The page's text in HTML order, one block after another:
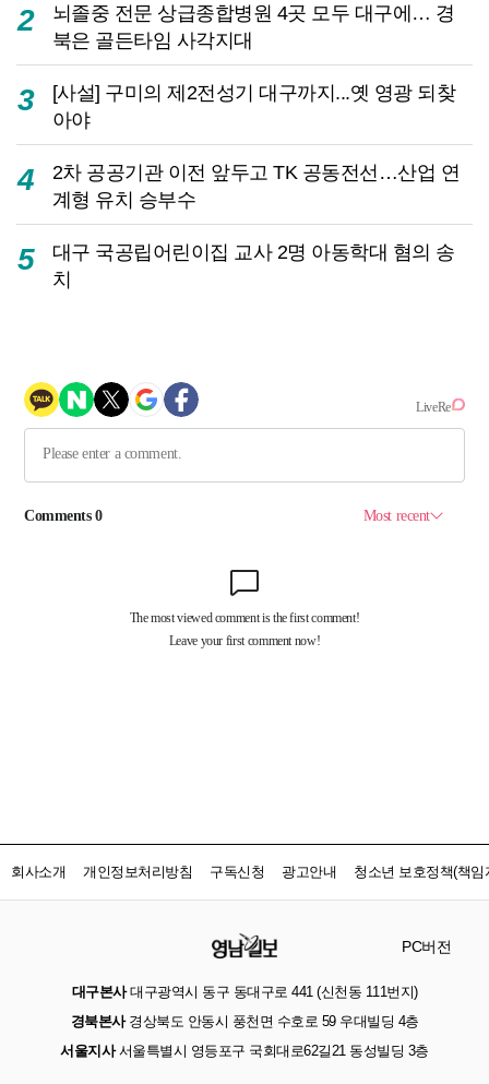
2
뇌졸중 전문 상급종합병원 4곳 모두 대구에… 경
북은 골든타임 사각지대
3
[사설] 구미의 제2전성기 대구까지...옛 영광 되찾
아야
4
2차 공공기관 이전 앞두고 TK 공동전선…산업 연
계형 유치 승부수
5
대구 국공립어린이집 교사 2명 아동학대 혐의 송
치
회사소개 개인정보처리방침 구독신청 광고안내 청소년 보호정책(책임
PC버전
대구본사대구광역시 동구 동대구로 441 (신천동 111번지)
경북본사경상북도 안동시 풍천면 수호로 59 우대빌딩 4층
서울지사서울특별시 영등포구 국회대로62길21 동성빌딩 3층